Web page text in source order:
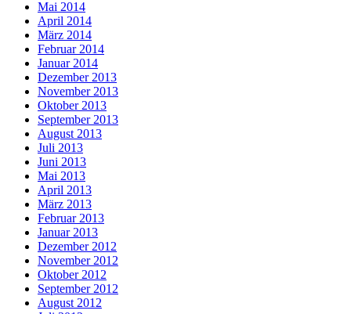
Mai 2014
April 2014
März 2014
Februar 2014
Januar 2014
Dezember 2013
November 2013
Oktober 2013
September 2013
August 2013
Juli 2013
Juni 2013
Mai 2013
April 2013
März 2013
Februar 2013
Januar 2013
Dezember 2012
November 2012
Oktober 2012
September 2012
August 2012